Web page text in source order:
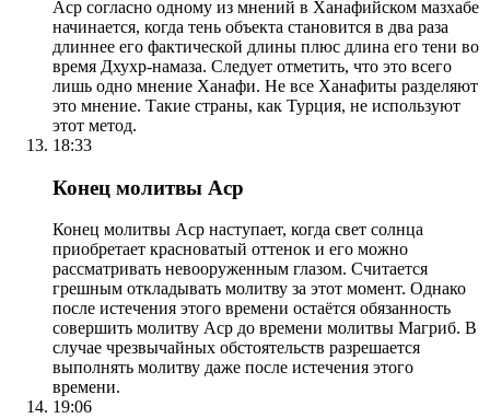
Аср согласно одному из мнений в Ханафийском мазхабе
начинается, когда тень объекта становится в два раза
длиннее его фактической длины плюс длина его тени во
время Дхухр-намаза. Следует отметить, что это всего
лишь одно мнение Ханафи. Не все Ханафиты разделяют
это мнение. Такие страны, как Турция, не используют
этот метод.
18:33
Конец молитвы Аср
Конец молитвы Аср наступает, когда свет солнца
приобретает красноватый оттенок и его можно
рассматривать невооруженным глазом. Считается
грешным откладывать молитву за этот момент. Однако
после истечения этого времени остаётся обязанность
совершить молитву Аср до времени молитвы Магриб. В
случае чрезвычайных обстоятельств разрешается
выполнять молитву даже после истечения этого
времени.
19:06